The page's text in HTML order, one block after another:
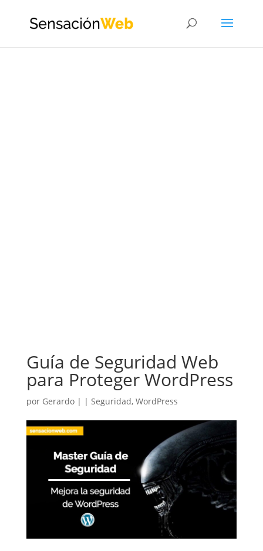
Guía de Seguridad Web
para Proteger WordPress
por Gerardo| | Seguridad, WordPress